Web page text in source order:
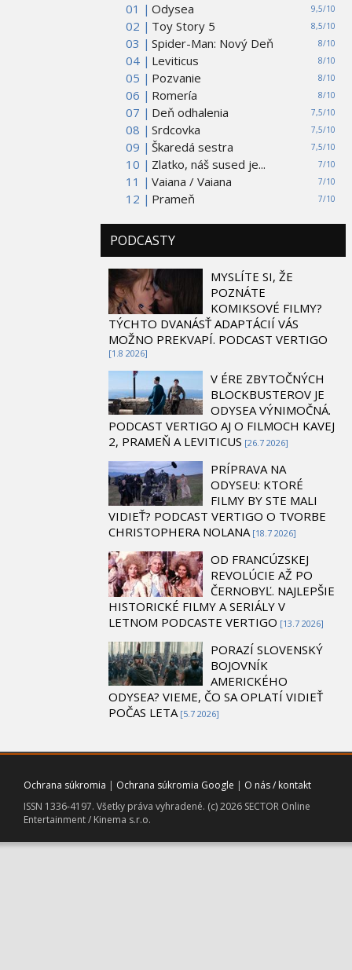
01 | 9,5/10
Odysea
02 |
8,5/10
Toy Story 5
03 |
8/10
Spider-Man: Nový Deň
04 |
8/10
Leviticus
05 |
8/10
Pozvanie
06 |
8/10
Romería
07 |
7,5/10
Deň odhalenia
08 |
7,5/10
Srdcovka
09 |
7,5/10
Škaredá sestra
10 |
7/10
Zlatko, náš sused je...
11 |
7/10
Vaiana / Vaiana
12 |
7/10
Prameň
PODCASTY
MYSLÍTE SI, ŽE
POZNÁTE
KOMIKSOVÉ FILMY?
TÝCHTO DVANÁSŤ ADAPTÁCIÍ VÁS
MOŽNO PREKVAPÍ. PODCAST VERTIGO
[1.8 2026]
V ÉRE ZBYTOČNÝCH
BLOCKBUSTEROV JE
ODYSEA VÝNIMOČNÁ.
PODCAST VERTIGO AJ O FILMOCH KAVEJ
2, PRAMEŇ A LEVITICUS [26.7 2026]
PRÍPRAVA NA
ODYSEU: KTORÉ
FILMY BY STE MALI
VIDIEŤ? PODCAST VERTIGO O TVORBE
CHRISTOPHERA NOLANA [18.7 2026]
OD FRANCÚZSKEJ
REVOLÚCIE AŽ PO
ČERNOBYĽ. NAJLEPŠIE
HISTORICKÉ FILMY A SERIÁLY V
LETNOM PODCASTE VERTIGO [13.7 2026]
PORAZÍ SLOVENSKÝ
BOJOVNÍK
AMERICKÉHO
ODYSEA? VIEME, ČO SA OPLATÍ VIDIEŤ
POČAS LETA [5.7 2026]
Ochrana súkromia | Ochrana súkromia Google | O nás / kontakt
ISSN 1336-4197. Všetky práva vyhradené. (c) 2026 SECTOR Online
Entertainment / Kinema s.r.o.